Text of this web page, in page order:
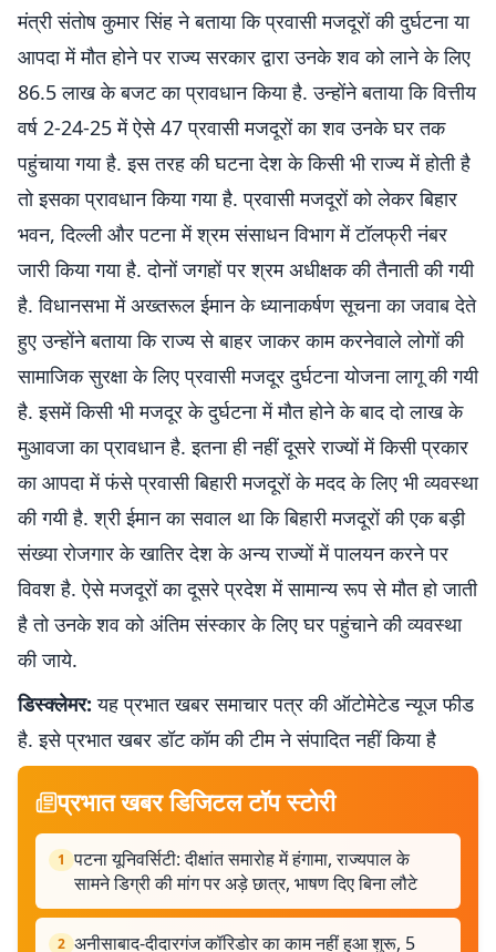
मंत्री संतोष कुमार सिंह ने बताया कि प्रवासी मजदूरों की दुर्घटना या
आपदा में मौत होने पर राज्य सरकार द्वारा उनके शव को लाने के लिए
86.5 लाख के बजट का प्रावधान किया है. उन्होंने बताया कि वित्तीय
वर्ष 2-24-25 में ऐसे 47 प्रवासी मजदूरों का शव उनके घर तक
पहुंचाया गया है. इस तरह की घटना देश के किसी भी राज्य में होती है
तो इसका प्रावधान किया गया है. प्रवासी मजदूरों को लेकर बिहार
भवन, दिल्ली और पटना में श्रम संसाधन विभाग में टॉलफ्री नंबर
जारी किया गया है. दोनों जगहों पर श्रम अधीक्षक की तैनाती की गयी
है. विधानसभा में अख्तरूल ईमान के ध्यानाकर्षण सूचना का जवाब देते
हुए उन्होंने बताया कि राज्य से बाहर जाकर काम करनेवाले लोगों की
सामाजिक सुरक्षा के लिए प्रवासी मजदूर दुर्घटना योजना लागू की गयी
है. इसमें किसी भी मजदूर के दुर्घटना में मौत होने के बाद दो लाख के
मुआवजा का प्रावधान है. इतना ही नहीं दूसरे राज्यों में किसी प्रकार
का आपदा में फंसे प्रवासी बिहारी मजदूरों के मदद के लिए भी व्यवस्था
की गयी है. श्री ईमान का सवाल था कि बिहारी मजदूरों की एक बड़ी
संख्या रोजगार के खातिर देश के अन्य राज्यों में पालयन करने पर
विवश है. ऐसे मजदूरों का दूसरे प्रदेश में सामान्य रूप से मौत हो जाती
है तो उनके शव को अंतिम संस्कार के लिए घर पहुंचाने की व्यवस्था
की जाये.
डिस्क्लेमर: यह प्रभात खबर समाचार पत्र की ऑटोमेटेड न्यूज फीड
है. इसे प्रभात खबर डॉट कॉम की टीम ने संपादित नहीं किया है
प्रभात खबर डिजिटल टॉप स्टोरी
1 पटना यूनिवर्सिटी: दीक्षांत समारोह में हंगामा, राज्यपाल के
सामने डिग्री की मांग पर अड़े छात्र, भाषण दिए बिना लौटे
2 अनीसाबाद-दीदारगंज कॉरिडोर का काम नहीं हुआ शुरू, 5